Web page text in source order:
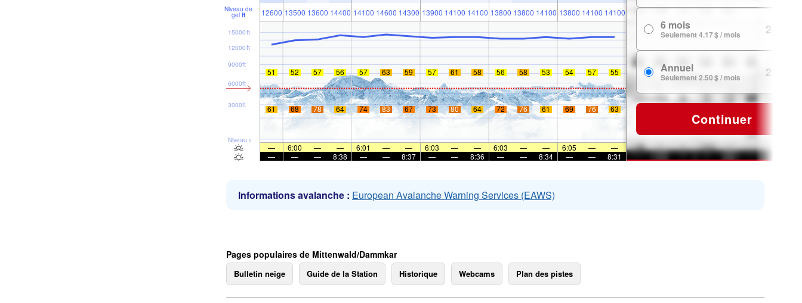
Niveau de
gel ft 12600 13500 13600 14400 14100 14600 14300 13900 14100 14100 13800 13800 14100 13800 14100 14100
Niveau de la mer
3000ft
6000ft
9000ft
12000ft
15000ft
51 52 57 56 57 63 59 57 61 58 56 58 53 54 57 55
61 68 78 64 74 83 67 73 80 64 72 76 61 69 76 63
— 6:00 — — 6:01 — — 6:03 — — 6:03 — — 6:05 —
—
—
— — 8:38 — — 8:37 — — 8:36 — — 8:34 — — 8:31
6 mois
Seulement 4.17 $ / mois 24.99 $
Annuel
Seulement 2.50 $ / mois 29.99 $
Continuer
Informations avalanche : European Avalanche Warning Services (EAWS)
Pages populaires de Mittenwald/Dammkar
Bulletin neige Guide de la Station Historique Webcams Plan des pistes